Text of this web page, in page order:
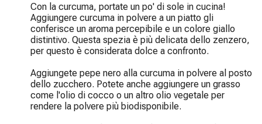
Con la curcuma, portate un po' di sole in cucina!
Aggiungere curcuma in polvere a un piatto gli
conferisce un aroma percepibile e un colore giallo
distintivo. Questa spezia è più delicata dello zenzero,
per questo è considerata dolce a confronto.
Aggiungete pepe nero alla curcuma in polvere al posto
dello zucchero. Potete anche aggiungere un grasso
come l'olio di cocco o un altro olio vegetale per
rendere la polvere più biodisponibile.